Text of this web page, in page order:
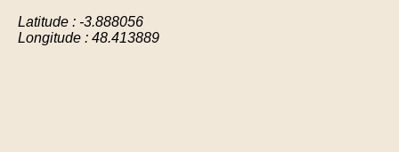
Latitude : -3.888056
Longitude : 48.413889